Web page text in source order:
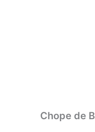
Chope de